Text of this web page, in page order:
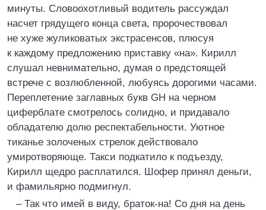
минуты. Словоохотливый водитель рассуждал
насчет грядущего конца света, пророчествовал
не хуже жуликоватых экстрасенсов, плюсуя
к каждому предложению приставку «на». Кирилл
слушал невнимательно, думая о предстоящей
встрече с возлюбленной, любуясь дорогими часами.
Переплетение заглавных букв GH на черном
циферблате смотрелось солидно, и придавало
обладателю долю респектабельности. Уютное
тиканье золоченых стрелок действовало
умиротворяюще. Такси подкатило к подъезду,
Кирилл щедро расплатился. Шофер принял деньги,
и фамильярно подмигнул.
– Так что имей в виду, браток-на! Со дня на день